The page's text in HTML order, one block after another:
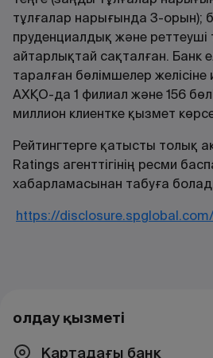
тұлғалар нарығында 3-орын);
пруденциалдық және реттеуші
айтарлықтай сақталған. Банк
таралған бөлімшелер
АХҚО-да 1 филиал және 156
миллион клиентке қызмет
Рейтингтерге қатысты толық
Ratings агенттігінің ресми
хабарламасынан табуға
https://
Қолдау қызметі
Картадағы банк